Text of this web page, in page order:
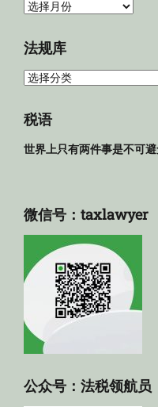
归
法规库
法
库
税语
世界上只有两件事是不可
微信号：taxlawyer
公众号：法税领航员